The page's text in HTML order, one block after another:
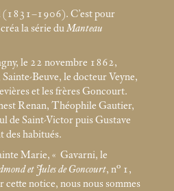
(1831–1906). C’est pour
la série duManteau
le 22 novembre 1862,
Beuve, le docteur Veyne,
et les frères Goncourt.
Renan, Théophile Gautier,
de Saint-Victor puis Gustave
des habitués.
Marie, « Gavarni, le
et Jules de Goncourt, n° 1,
notice, nous nous sommes